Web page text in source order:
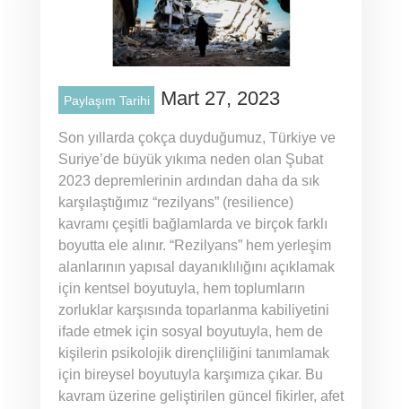
Paylaşım Tarihi Mart 27, 2023
Son yıllarda çokça duyduğumuz, Türkiye ve
Suriye’de büyük yıkıma neden olan Şubat
2023 depremlerinin ardından daha da sık
karşılaştığımız “rezilyans” (resilience)
kavramı çeşitli bağlamlarda ve birçok farklı
boyutta ele alınır. “Rezilyans” hem yerleşim
alanlarının yapısal dayanıklılığını açıklamak
için kentsel boyutuyla, hem toplumların
zorluklar karşısında toparlanma kabiliyetini
ifade etmek için sosyal boyutuyla, hem de
kişilerin psikolojik dirençliliğini tanımlamak
için bireysel boyutuyla karşımıza çıkar. Bu
kavram üzerine geliştirilen güncel fikirler, afet